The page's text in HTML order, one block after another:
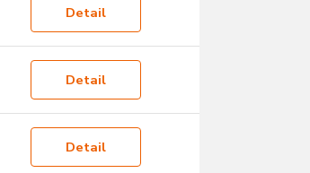
Detail
Detail
Detail